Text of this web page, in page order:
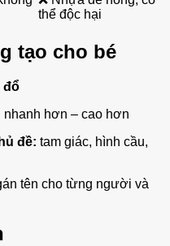
thể độc hại
tạo cho bé
đổ
nhanh hơn – cao hơn
đề: tam giác, hình cầu,
tên cho từng người và